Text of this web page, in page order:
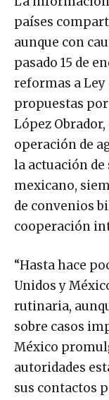
países
aunque con
pasado 15 de
reformas a Ley
propuestas
López
operación de
la actuación
mexicano,
de convenios
cooperación
“Hasta hace
Unidos y
rutinaria,
sobre casos
México
autoridades
sus contactos